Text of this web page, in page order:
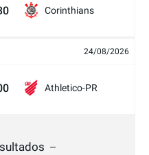
Corinthians
24/08/2026
Athletico-PR